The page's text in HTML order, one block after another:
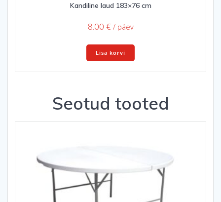
Kandiline laud 183×76 cm
8.00 € / päev
Lisa korvi
Seotud tooted